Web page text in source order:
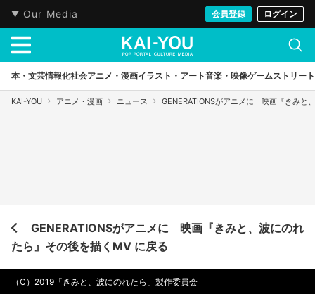
Our Media 会員登録 ログイン
本・文芸情報化社会アニメ・漫画イラスト・アート音楽・映像ゲームストリート
KAI-YOU アニメ・漫画 ニュース GENERATIONSがアニメに 映画『きみと
GENERATIONSがアニメに 映画『きみと、波にのれ
たら』その後を描くMV に戻る
（C）2019「きみと、波にのれたら」製作委員会